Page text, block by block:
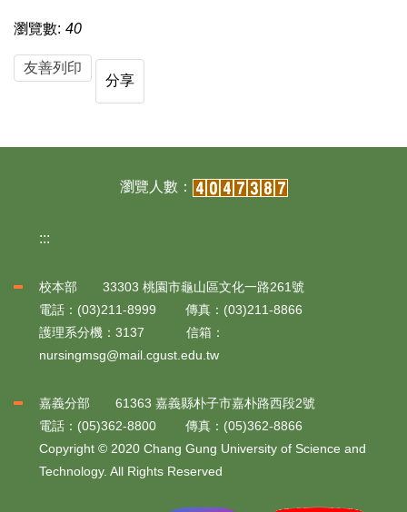
瀏覽數: 40
友善列印
分享
:::
校本部 33303 桃園市龜山區文化一路261號
電話：(03)211-8999 傳真：(03)211-8866
護理系分機：3137 信箱：
nursingmsg@mail.cgust.edu.tw
嘉義分部 61363 嘉義縣朴子市嘉朴路西段2號
電話：(05)362-8800 傳真：(05)362-8866
Copyright © 2020 Chang Gung University of Science and
Technology. All Rights Reserved